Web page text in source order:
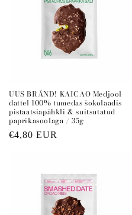
UUS BRÄND! KAICAO Medjool
dattel 100% tumedas šokolaadis
pistaatsiapähkli & suitsutatud
paprikasoolaga / 35g
Regular
€4,80 EUR